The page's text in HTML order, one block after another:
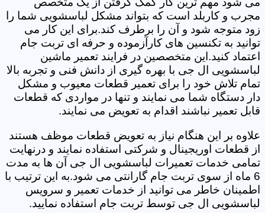
مجرب و کاربلد است که بتواند مشکل لباسشویی شما را
زود متوجه شود و آن را برطرف کند.برای این کار می
توانید به تکنسین های کارآزموده و حرفه ای تربت جام
اعتماد کنید.این متخصصین در فرایند تعمیر ماشین
لباسشویی ال جی با بهره گیری از دانش فنی و تجربه بالا
تمام تلاش خود را برای تعمیر قطعات معیوب و مشکل
دار دستگاه شما می نمایند و تنها در مواردی که قطعات
قابل تعمیر نباشند اقدام به تعویض می نمایند.
علاوه بر این هنگام نیاز به تعویض قطعات موظف هستند
از قطعات اوریجینال و شرکتی استفاده نمایند و درنهایت
تمامی خدمات تعمیرات لباسشویی ال جی آن ها به مدت
6 ماه از سوی تربت جام گارانتی می شود.به این ترتیب با
اطمینان خاطر می توانید از خدمات تعمیر و سرویس
لباسشویی ال جی توسط تربت جام استفاده نمایید.